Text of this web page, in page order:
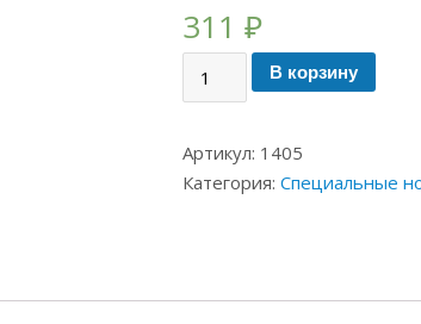
311 ₽
В корзину
Артикул: 1405
Категория: Специальные